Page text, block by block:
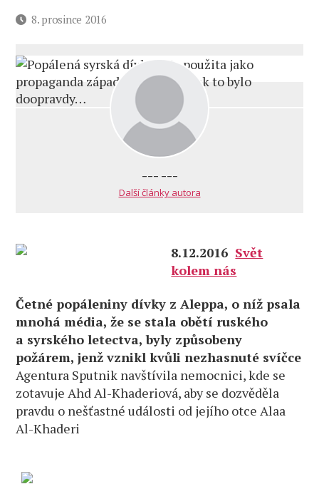
Datum8. prosince 2016
--- ---
Další články autora
8.12.2016 Svět
kolem nás
Četné popáleniny dívky z Aleppa, o níž psala
mnohá média, že se stala obětí ruského
a syrského letectva, byly způsobeny
požárem, jenž vznikl kvůli nezhasnuté svíčce
Agentura Sputnik navštívila nemocnici, kde se
zotavuje Ahd Al-Khaderiová, aby se dozvěděla
pravdu o nešťastné události od jejího otce Alaa
Al-Khaderi